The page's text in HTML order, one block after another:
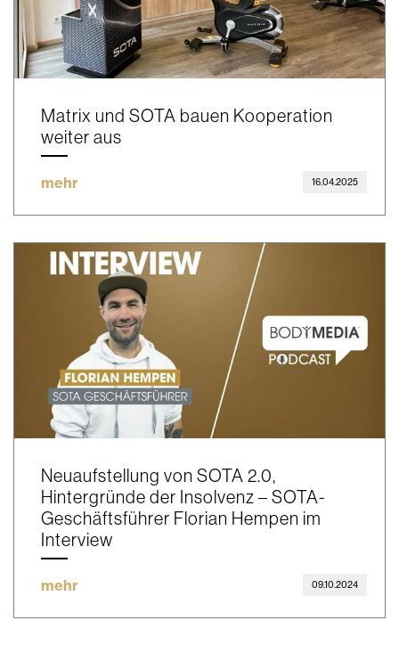
Matrix und SOTA bauen Kooperation
weiter aus
mehr 16.04.2025
Neuaufstellung von SOTA 2.0,
Hintergründe der Insolvenz – SOTA-
Geschäftsführer Florian Hempen im
Interview
mehr 09.10.2024